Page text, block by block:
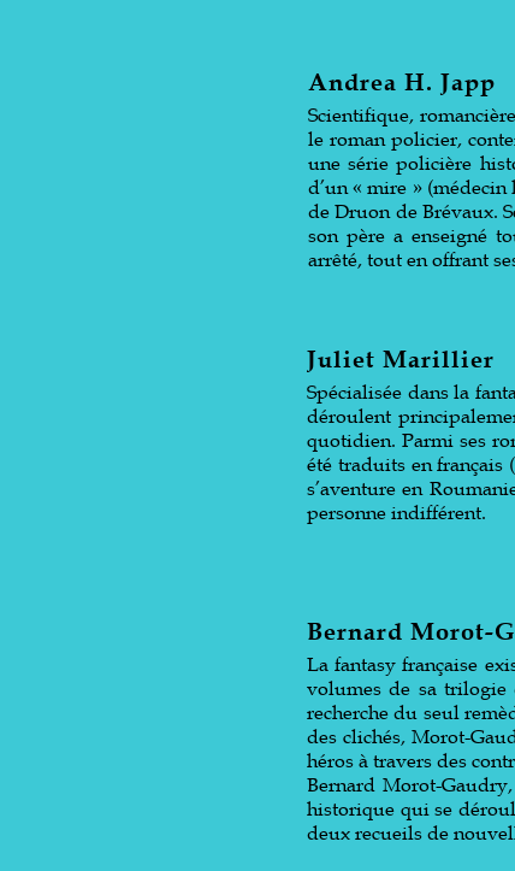
Andrea H. Japp
Scientifique,
le roman policier,
une série policière
d’un « mire »
de Druon de Brévaux.
son père a enseigné
arrêté, tout en offrant
Juliet Marillier
Spécialisée dans la
déroulent
quotidien. Parmi ses
été traduits en français (
s’aventure en
personne indifférent.
Bernard Morot-
La fantasy française
volumes de sa trilogie
recherche du seul
des clichés, Morot-
héros à travers des
Bernard Morot-
historique qui se
deux recueils de